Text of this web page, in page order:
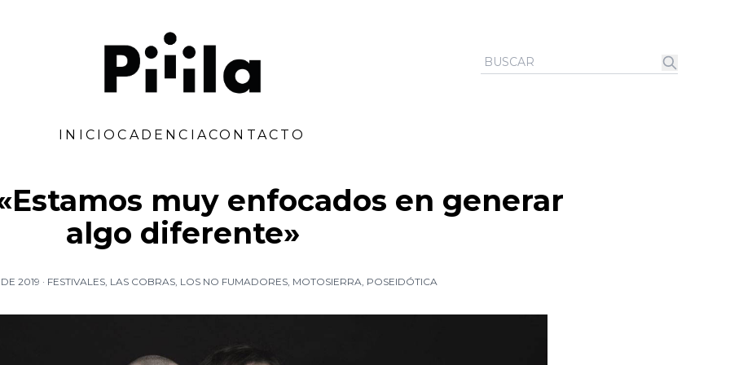
INICIOCADENCIACONTACTO
muy enfocados en generar
algo diferente»
2019 · FESTIVALES, LAS COBRAS, LOS NO FUMADORES, MOTOSIERRA POSEIDÓTICA